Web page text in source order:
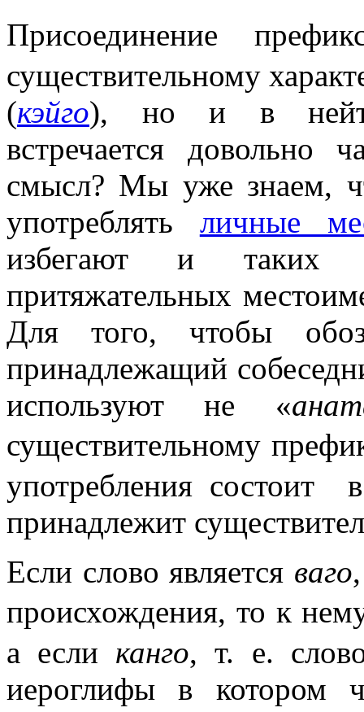
Присоединение
существительному
(кэйго), но и в
встречается довольно
смысл? Мы уже знаем,
употреблять личные
избегают и таких
притяжательных
Для того, чтобы
принадлежащий
используют не «
существительному
употребления состоит
принадлежит
Если слово является ваго
происхождения, то к
а если канго, т. е.
иероглифы в котором